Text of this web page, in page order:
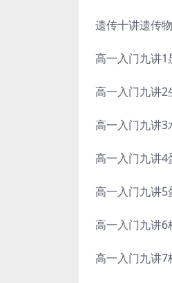
遗传十讲遗传
高一入门九讲
高一入门九讲
高一入门九讲
高一入门九讲
高一入门九讲
高一入门九讲
高一入门九讲